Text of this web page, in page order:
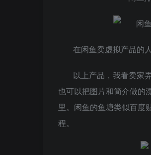
在闲鱼卖虚拟产品的
以上产品，我看卖家
也可以把图片和简介做的
里。闲鱼的鱼塘类似百度
程。